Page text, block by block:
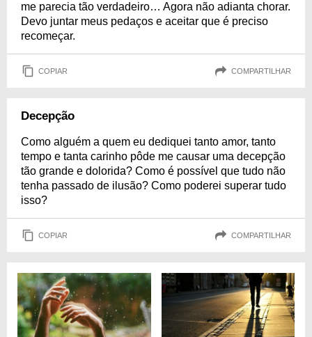
me parecia tão verdadeiro… Agora não adianta chorar.
Devo juntar meus pedaços e aceitar que é preciso
recomeçar.
COPIAR COMPARTILHAR
Decepção
Como alguém a quem eu dediquei tanto amor, tanto
tempo e tanta carinho pôde me causar uma decepção
tão grande e dolorida? Como é possível que tudo não
tenha passado de ilusão? Como poderei superar tudo
isso?
COPIAR COMPARTILHAR